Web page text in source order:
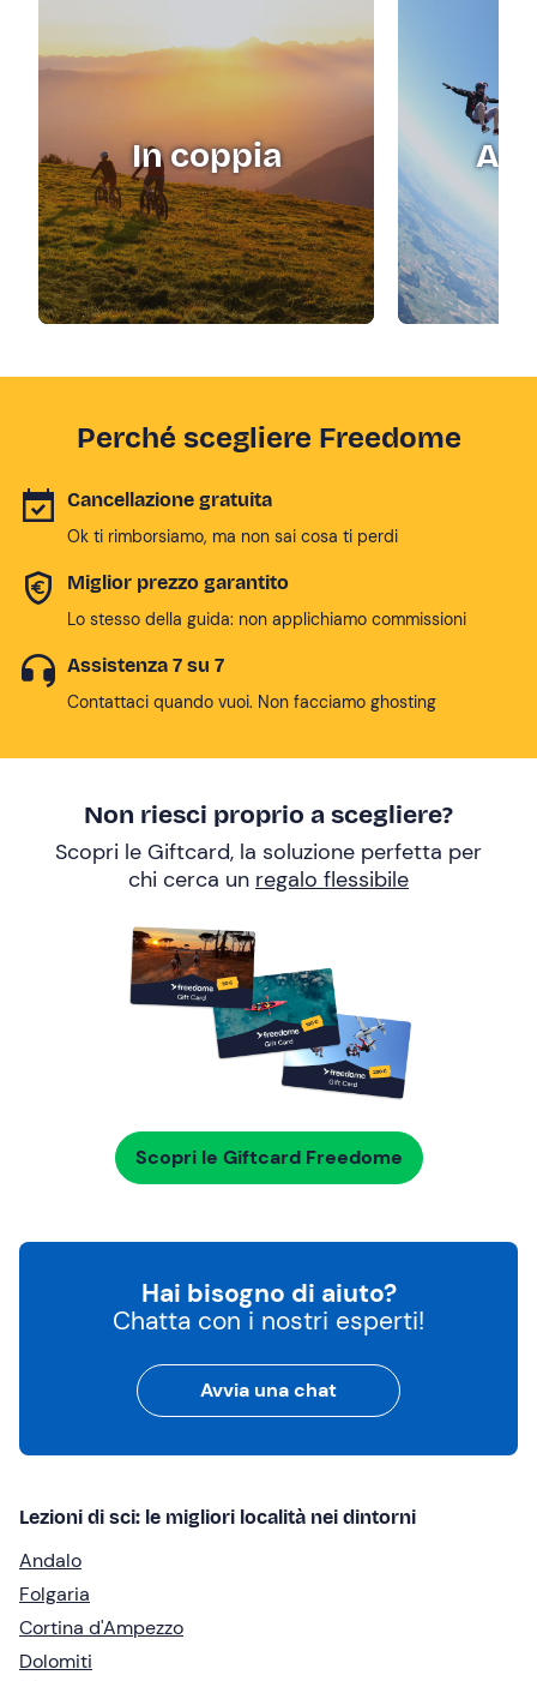
In coppia
Perché scegliere Freedome
Cancellazione gratuita
Ok ti rimborsiamo, ma non sai cosa ti perdi
Miglior prezzo garantito
Lo stesso della guida: non applichiamo commissioni
Assistenza 7 su 7
Contattaci quando vuoi. Non facciamo ghosting
Non riesci proprio a scegliere?
Scopri le Giftcard, la soluzione perfetta per
chi cerca un regalo flessibile
Scopri le Giftcard Freedome
Hai bisogno di aiuto?
Chatta con i nostri esperti!
Avvia una chat
Lezioni di sci: le migliori località nei dintorni
Andalo
Folgaria
Cortina d'Ampezzo
Dolomiti